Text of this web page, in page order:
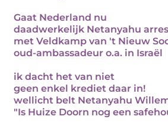
Gaat Nederland nu
daadwerkelijk Netanyahu
met Veldkamp van 't Nieuw
oud-ambassadeur o.a. in Israël
ik dacht het van niet
geen enkel krediet daar in!
wellicht belt Netanyahu
"Is Huize Doorn nog een